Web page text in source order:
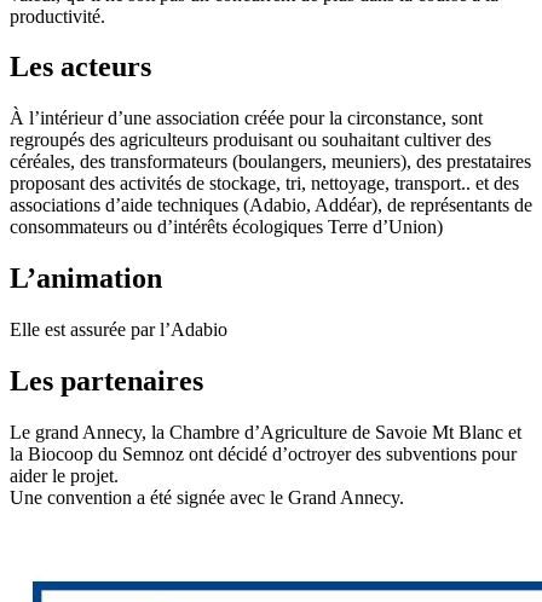
productivité.
Les acteurs
À l’intérieur d’une association créée pour la circonstance, sont
regroupés des agriculteurs produisant ou souhaitant cultiver des
céréales, des transformateurs (boulangers, meuniers), des prestataires
proposant des activités de stockage, tri, nettoyage, transport.. et des
associations d’aide techniques (Adabio, Addéar), de représentants de
consommateurs ou d’intérêts écologiques Terre d’Union)
L’animation
Elle est assurée par l’Adabio
Les partenaires
Le grand Annecy, la Chambre d’Agriculture de Savoie Mt Blanc et
la Biocoop du Semnoz ont décidé d’octroyer des subventions pour
aider le projet.
Une convention a été signée avec le Grand Annecy.